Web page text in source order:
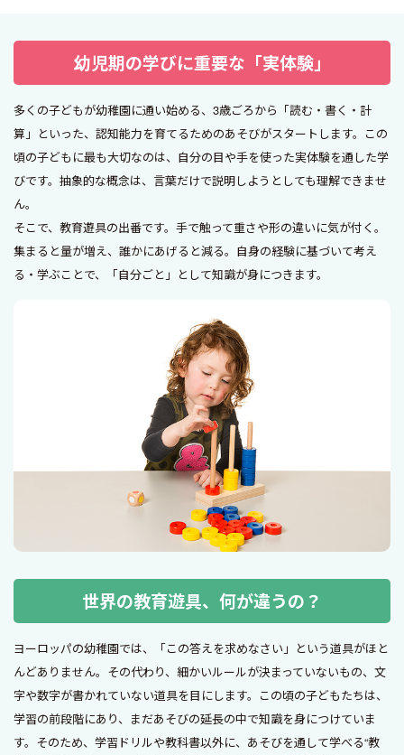
幼児期の学びに重要な「実体験」
多くの子どもが幼稚園に通い始める、3歳ごろから「読む・書く・計
算」といった、認知能力を育てるためのあそびがスタートします。この
頃の子どもに最も大切なのは、自分の目や手を使った実体験を通した学
びです。抽象的な概念は、言葉だけで説明しようとしても理解できませ
ん。
そこで、教育遊具の出番です。手で触って重さや形の違いに気が付く。
集まると量が増え、誰かにあげると減る。自身の経験に基づいて考え
る・学ぶことで、「自分ごと」として知識が身につきます。
世界の教育遊具、何が違うの？
ヨーロッパの幼稚園では、「この答えを求めなさい」という道具がほと
んどありません。その代わり、細かいルールが決まっていないもの、文
字や数字が書かれていない道具を目にします。この頃の子どもたちは、
学習の前段階にあり、まだあそびの延長の中で知識を身につけていま
す。そのため、学習ドリルや教科書以外に、あそびを通して学べる“教